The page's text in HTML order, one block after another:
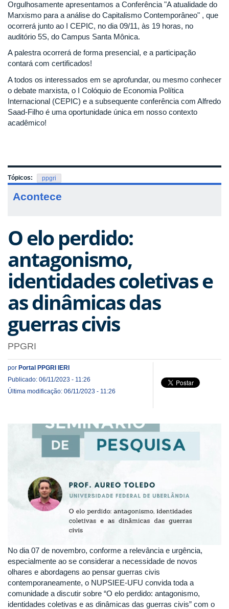
Orgulhosamente apresentamos a Conferência "A atualidade do
Marxismo para a análise do Capitalismo Contemporâneo" , que
ocorrerá junto ao I CEPIC, no dia 09/11, às 19 horas, no
auditório 5S, do Campus Santa Mônica.
A palestra ocorrerá de forma presencial, e a participação
contará com certificados!
A todos os interessados em se aprofundar, ou mesmo conhecer
o debate marxista, o I Colóquio de Economia Política
Internacional (CEPIC) e a subsequente conferência com Alfredo
Saad-Filho é uma oportunidade única em nosso contexto
acadêmico!
Tópicos: ppgri
Acontece
O elo perdido:
antagonismo,
identidades coletivas e
as dinâmicas das
guerras civis
PPGRI
por Portal PPGRI IERI
Publicado: 06/11/2023 - 11:26
Última modificação: 06/11/2023 - 11:26
No dia 07 de novembro, conforme a relevância e urgência,
especialmente ao se considerar a necessidade de novos
olhares e abordagens ao pensar guerras civis
contemporaneamente, o NUPSIEE-UFU convida toda a
comunidade a discutir sobre “O elo perdido: antagonismo,
identidades coletivas e as dinâmicas das guerras civis” com o